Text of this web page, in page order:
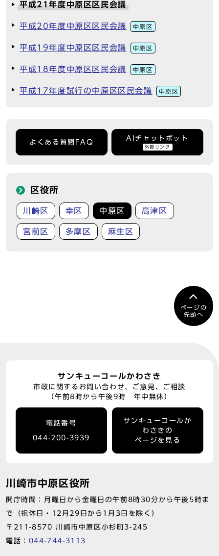
平成21年度中原区区民会議
平成20年度中原区区民会議 中原区
平成19年度中原区区民会議 中原区
平成18年度中原区区民会議 中原区
平成17年度試行の中原区区民会議 中原区
よくある質問FAQ
AIチャットボット
外部リンク
区役所
川崎区 幸区 中原区 高津区
宮前区 多摩区 麻生区
ページの
先頭へ
サンキューコールかわさき
市政に関するお問い合わせ、ご意見、ご相談
（午前8時から午後9時 年中無休）
電話番号
044-200-3939
サンキューコールか
わさきの
ページを見る
川崎市中原区役所
開庁時間：月曜日から金曜日の午前8時30分から午後5時ま
で（祝休日・12月29日から1月3日を除く）
〒211-8570 川崎市中原区小杉町3-245
電話： 044-744-3113